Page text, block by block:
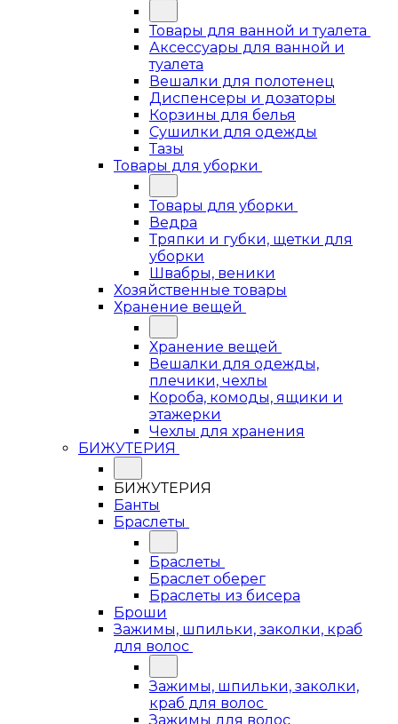
Товары для ванной и туалета
Аксессуары для ванной и
туалета
Вешалки для полотенец
Диспенсеры и дозаторы
Корзины для белья
Сушилки для одежды
Тазы
Товары для уборки
Товары для уборки
Ведра
Тряпки и губки, щетки для
уборки
Швабры, веники
Хозяйственные товары
Хранение вещей
Хранение вещей
Вешалки для одежды,
плечики, чехлы
Короба, комоды, ящики и
этажерки
Чехлы для хранения
БИЖУТЕРИЯ
БИЖУТЕРИЯ
Банты
Браслеты
Браслеты
Браслет оберег
Браслеты из бисера
Броши
Зажимы, шпильки, заколки, краб
для волос
Зажимы, шпильки, заколки,
краб для волос
Зажимы для волос